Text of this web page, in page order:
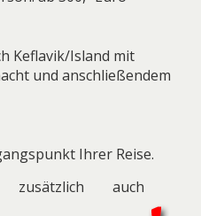
Keflavik/Island mit
und anschließendem
Ihrer Reise.
zusätzlich auch